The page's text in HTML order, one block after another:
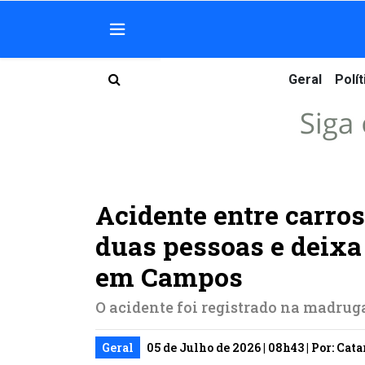
Geral
Acidente entre
duas pessoas e
em Campos
O acidente foi registrado na
Geral 05 de Julho de 2026 | 08h43 | Por: